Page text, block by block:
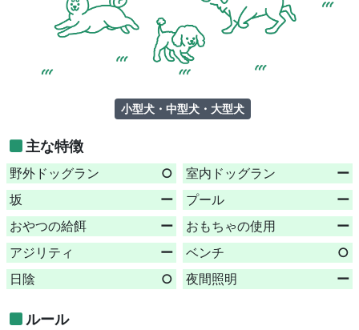
小型犬・中型犬・大型犬
主な特徴
野外ドッグラン ○ 室内ドッグラン
ー
坂
ー プール
ー
おやつの給餌
ー おもちゃの使用
ー
アジリティ
ー ベンチ
○
日陰
○ 夜間照明 ー
ルール